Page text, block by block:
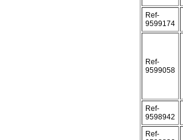
Ref-
9599174
Ref-
9599058
Ref-
9598942
Ref-